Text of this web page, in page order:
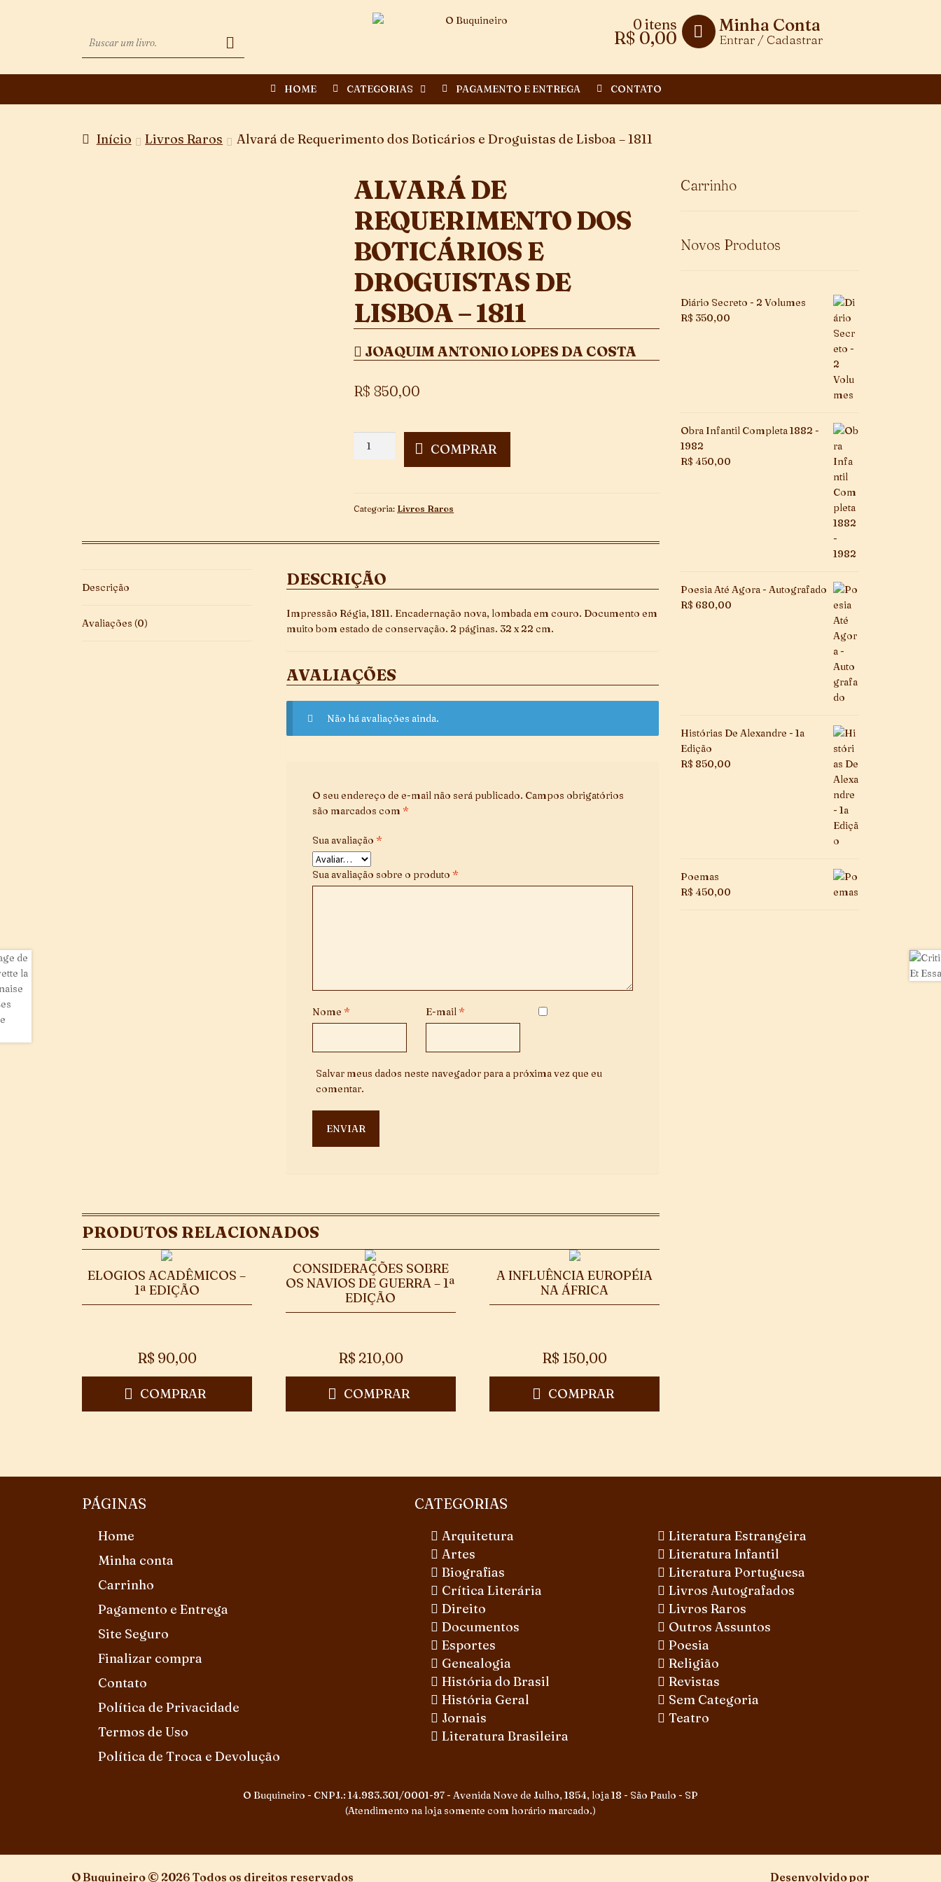
0 itens
R$ 0,00
Minha Conta
Entrar / Cadastrar
HOME CATEGORIAS PAGAMENTO E ENTREGA CONTATO
Início Livros Raros Alvará de Requerimento dos Boticários e Droguistas de Lisboa – 1811
ALVARÁ DE
REQUERIMENTO DOS
BOTICÁRIOS E
DROGUISTAS DE
LISBOA – 1811
JOAQUIM ANTONIO LOPES DA COSTA
R$ 850,00
Requerimento
e
de
-
1811
quantidade
COMPRAR
Categoria: Livros Raros
Descrição
Avaliações (0)
DESCRIÇÃO
Impressão Régia, 1811. Encadernação nova, lombada em couro. Documento em
muito bom estado de conservação. 2 páginas. 32 x 22 cm.
AVALIAÇÕES
Não há avaliações ainda.
O seu endereço de e-mail não será publicado. Campos obrigatórios
são marcados com *
Sua avaliação *
Sua avaliação sobre o produto *
Nome * E-mail*
Salvar meus dados neste navegador para a próxima vez que eu
comentar.
PRODUTOS RELACIONADOS
ELOGIOS ACADÊMICOS –
1ª EDIÇÃO
R$ 90,00
COMPRAR
CONSIDERAÇÕES SOBRE
OS NAVIOS DE GUERRA – 1ª
EDIÇÃO
R$ 210,00
COMPRAR
A INFLUÊNCIA EUROPÉIA
NA ÁFRICA
R$ 150,00
COMPRAR
Carrinho
Novos Produtos
Diário Secreto - 2 Volumes
R$ 350,00
Obra Infantil Completa 1882 -
1982
R$ 450,00
Poesia Até Agora - Autografado
R$ 680,00
Histórias De Alexandre - 1a
Edição
R$ 850,00
Poemas
R$ 450,00
PÁGINAS
Home
Minha conta
Carrinho
Pagamento e Entrega
Site Seguro
Finalizar compra
Contato
Política de Privacidade
Termos de Uso
Política de Troca e Devolução
CATEGORIAS
Arquitetura
Artes
Biografias
Crítica Literária
Direito
Documentos
Esportes
Genealogia
História do Brasil
História Geral
Jornais
Literatura Brasileira
Literatura Estrangeira
Literatura Infantil
Literatura Portuguesa
Livros Autografados
Livros Raros
Outros Assuntos
Poesia
Religião
Revistas
Sem Categoria
Teatro
O Buquineiro - CNPJ.: 14.983.301/0001-97 - Avenida Nove de Julho, 1854, loja 18 - São Paulo - SP
(Atendimento na loja somente com horário marcado.)
O Buquineiro © 2026 Todos os direitos reservados Desenvolvido por